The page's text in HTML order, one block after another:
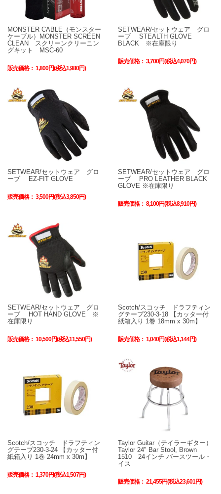
MONSTER CABLE（モンスター
ケーブル）MONSTER SCREEN
CLEAN スクリーンクリーニン
グキット MSC-60
販売価格： 1,800円(税込1,980円)
SETWEAR/セットウェア グロ
ーブ STEALTH GLOVE
BLACK ※在庫限り
販売価格： 3,700円(税込4,070円)
SETWEAR/セットウェア グロ
ーブ EZ-FIT GLOVE
販売価格： 3,500円(税込3,850円)
SETWEAR/セットウェア グロ
ーブ PRO LEATHER BLACK
GLOVE ※在庫限り
販売価格： 8,100円(税込8,910円)
SETWEAR/セットウェア グロ
ーブ HOT HAND GLOVE ※
在庫限り
販売価格： 10,500円(税込11,550円)
Scotch/スコッチ ドラフティン
グテープ230-3-18 【カッター付
紙箱入り 1巻 18mm x 30m】
販売価格： 1,040円(税込1,144円)
Scotch/スコッチ ドラフティン
グテープ230-3-24 【カッター付
紙箱入り 1巻 24mm x 30m】
販売価格： 1,370円(税込1,507円)
Taylor Guitar（テイラーギター）
Taylor 24" Bar Stool, Brown
1510 24インチ バースツール・
イス
販売価格： 21,455円(税込23,601円)